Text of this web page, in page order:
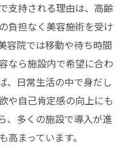
支持される理由
訪問美容の利点
たらす心のサポート
心できる理由を紹介
のきめ細やかな対応
しなみケアの新常識
生活を快適に
支持される理由は、高齢
負担なく美容施術を受け
容院では移動や待ち時間
なら施設内で希望に合わ
、日常生活の中で身だし
や自己肯定感の向上にも
、多くの施設で導入が進
まっています。